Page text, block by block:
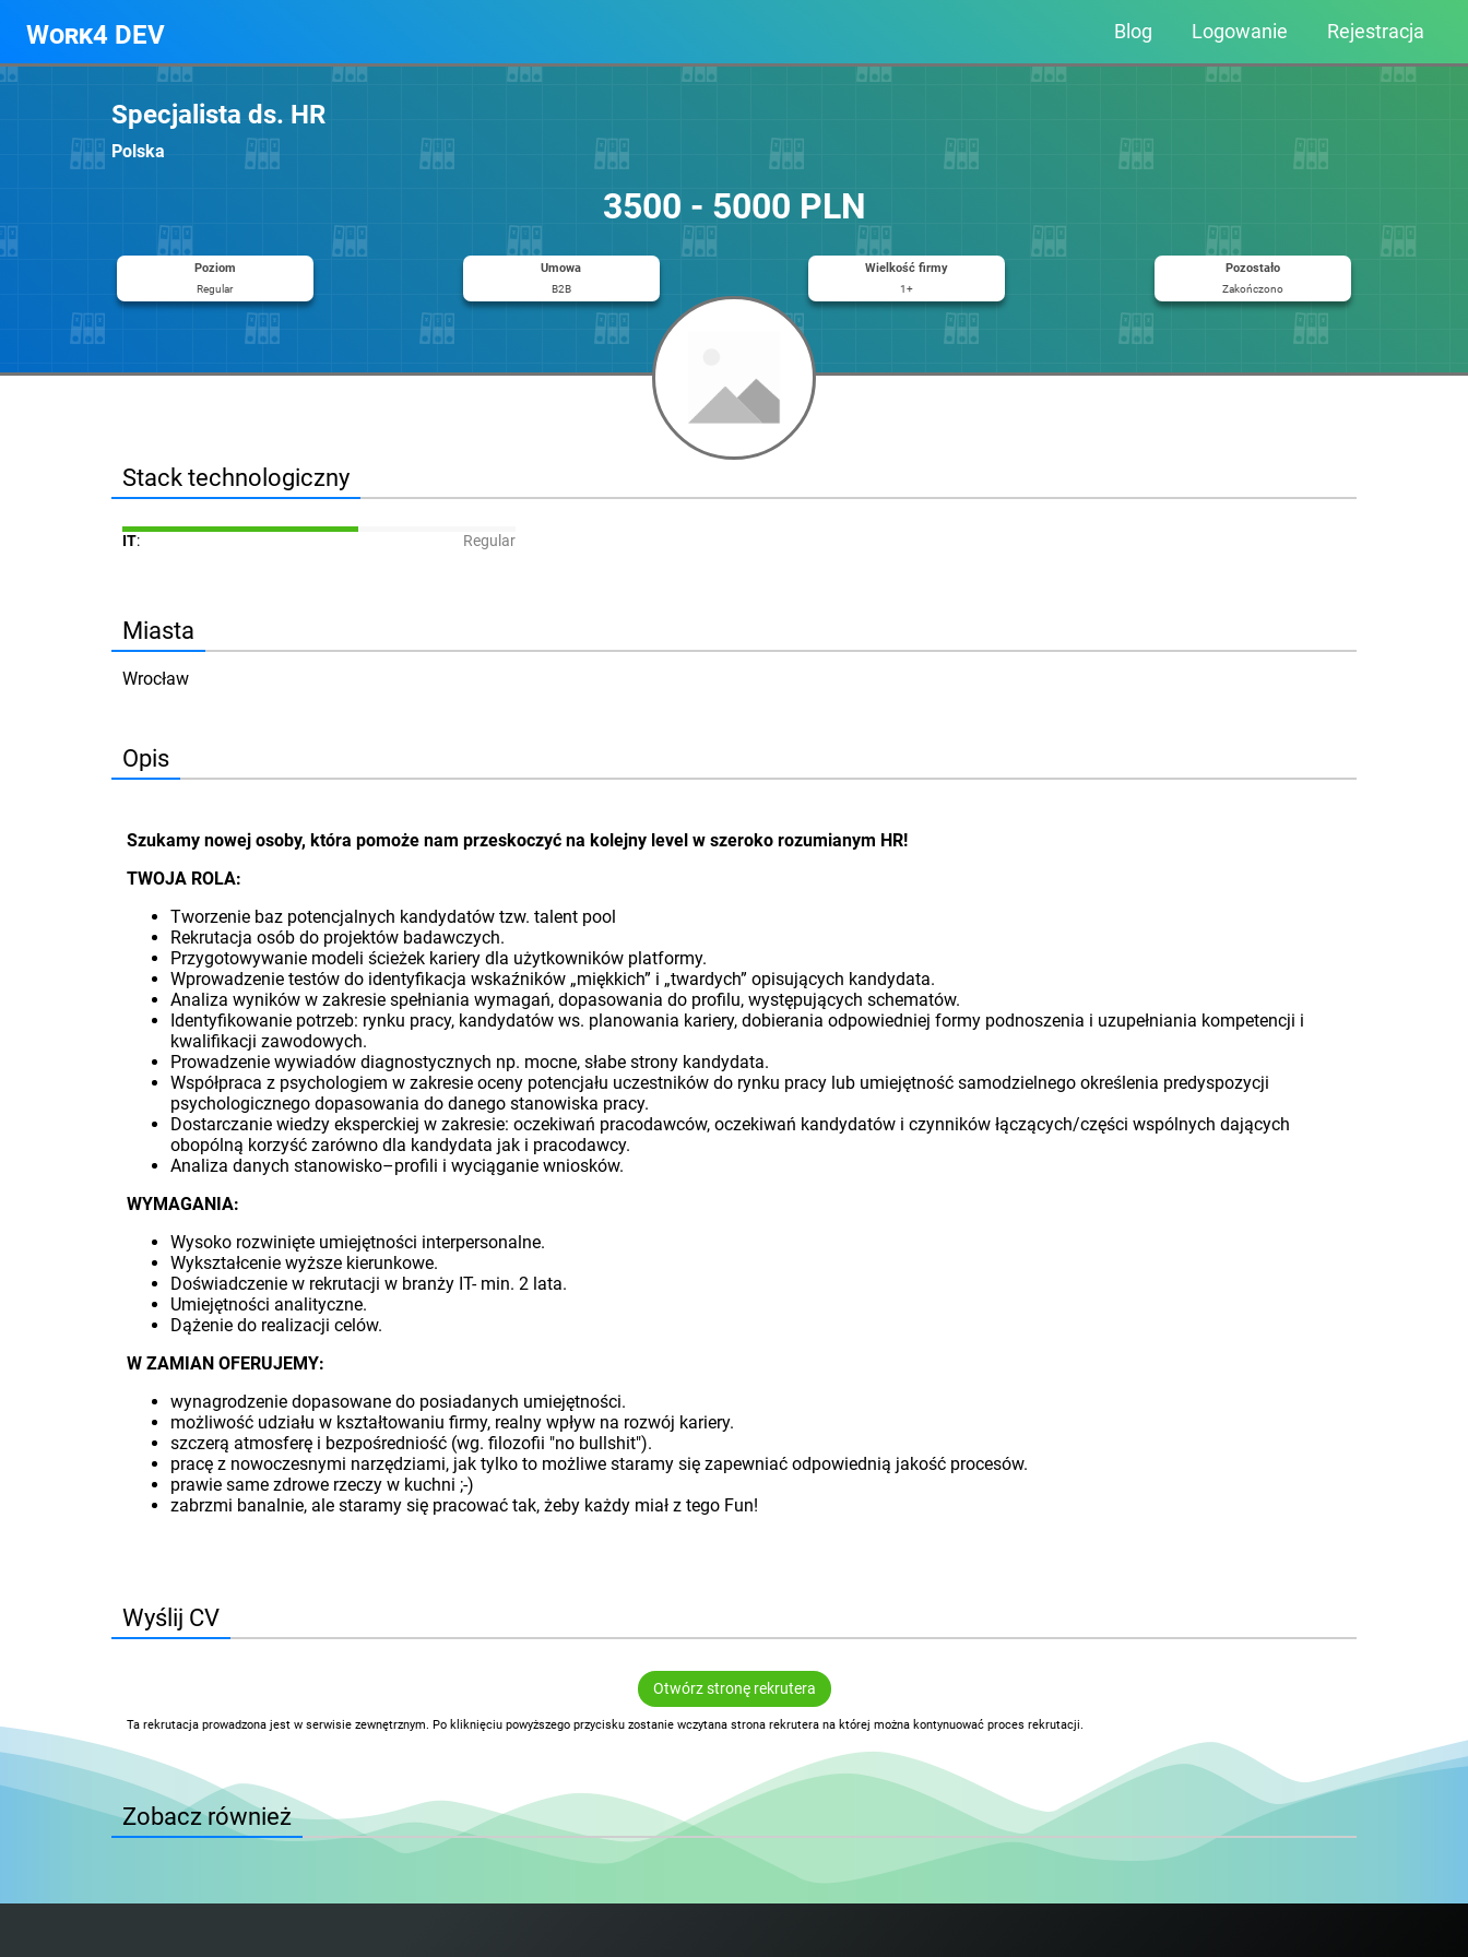
Work4 DEV Blog Logowanie Rejestracja
Specjalista ds. HR
Polska
3500 - 5000 PLN
Poziom
Regular
Umowa
B2B
Wielkość firmy
1+
Pozostało
Zakończono
Stack technologiczny
IT: Regular
Miasta
Wrocław
Opis
Szukamy nowej osoby, która pomoże nam przeskoczyć na kolejny level w szeroko rozumianym HR!
TWOJA ROLA:
Tworzenie baz potencjalnych kandydatów tzw. talent pool
Rekrutacja osób do projektów badawczych.
Przygotowywanie modeli ścieżek kariery dla użytkowników platformy.
Wprowadzenie testów do identyfikacja wskaźników „miękkich” i „twardych” opisujących kandydata.
Analiza wyników w zakresie spełniania wymagań, dopasowania do profilu, występujących schematów.
Identyfikowanie potrzeb: rynku pracy, kandydatów ws. planowania kariery, dobierania odpowiedniej formy podnoszenia i uzupełniania kompetencji i
kwalifikacji zawodowych.
Prowadzenie wywiadów diagnostycznych np. mocne, słabe strony kandydata.
Współpraca z psychologiem w zakresie oceny potencjału uczestników do rynku pracy lub umiejętność samodzielnego określenia predyspozycji
psychologicznego dopasowania do danego stanowiska pracy.
Dostarczanie wiedzy eksperckiej w zakresie: oczekiwań pracodawców, oczekiwań kandydatów i czynników łączących/części wspólnych dających
obopólną korzyść zarówno dla kandydata jak i pracodawcy.
Analiza danych stanowisko–profili i wyciąganie wniosków.
WYMAGANIA:
Wysoko rozwinięte umiejętności interpersonalne.
Wykształcenie wyższe kierunkowe.
Doświadczenie w rekrutacji w branży IT- min. 2 lata.
Umiejętności analityczne.
Dążenie do realizacji celów.
W ZAMIAN OFERUJEMY:
wynagrodzenie dopasowane do posiadanych umiejętności.
możliwość udziału w kształtowaniu firmy, realny wpływ na rozwój kariery.
szczerą atmosferę i bezpośredniość (wg. filozofii "no bullshit").
pracę z nowoczesnymi narzędziami, jak tylko to możliwe staramy się zapewniać odpowiednią jakość procesów.
prawie same zdrowe rzeczy w kuchni ;-)
zabrzmi banalnie, ale staramy się pracować tak, żeby każdy miał z tego Fun!
Wyślij CV
Otwórz stronę rekrutera
Ta rekrutacja prowadzona jest w serwisie zewnętrznym. Po kliknięciu powyższego przycisku zostanie wczytana strona rekrutera na której można kontynuować proces rekrutacji.
Zobacz również